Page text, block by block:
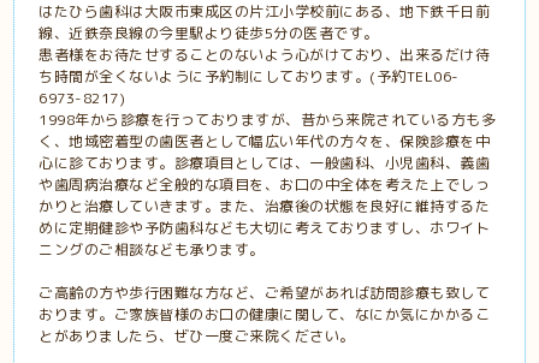
はたひら歯科は大阪市東成区の片江小学校前にある、地下鉄千日前
線、近鉄奈良線の今里駅より徒歩5分の医者です。
患者様をお待たせすることのないよう心がけており、出来るだけ待
ち時間が全くないように予約制にしております。(予約TEL06-
6973-8217)
1998年から診療を行っておりますが、昔から来院されている方も多
く、地域密着型の歯医者として幅広い年代の方々を、保険診療を中
心に診ております。診療項目としては、一般歯科、小児歯科、義歯
や歯周病治療など全般的な項目を、お口の中全体を考えた上でしっ
かりと治療していきます。また、治療後の状態を良好に維持するた
めに定期健診や予防歯科なども大切に考えておりますし、ホワイト
ニングのご相談なども承ります。
ご高齢の方や歩行困難な方など、ご希望があれば訪問診療も致して
おります。ご家族皆様のお口の健康に関して、なにか気にかかるこ
とがありましたら、ぜひ一度ご来院ください。